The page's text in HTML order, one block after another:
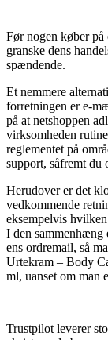
Før nogen køber
granske dens
spændende.
Et nemmere
forretningen er e-
på at netshoppen
virksomheden
reglementet på
support, såfremt du
Herudover er det
vedkommende
eksempelvis
I den sammenhæng
ens ordremail, så
Urtekram – Body
ml, uanset om man
Trustpilot leverer